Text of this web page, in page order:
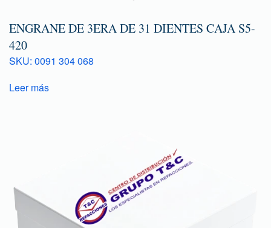
ENGRANE DE 3ERA DE 31 DIENTES CAJA S5-
420
SKU: 0091 304 068
Leer más